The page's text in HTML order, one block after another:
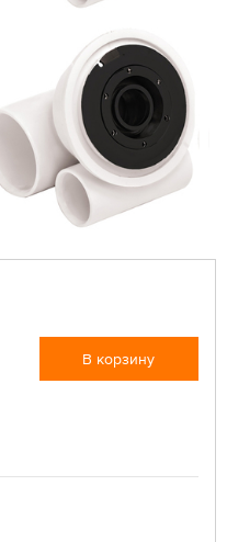
В корзину